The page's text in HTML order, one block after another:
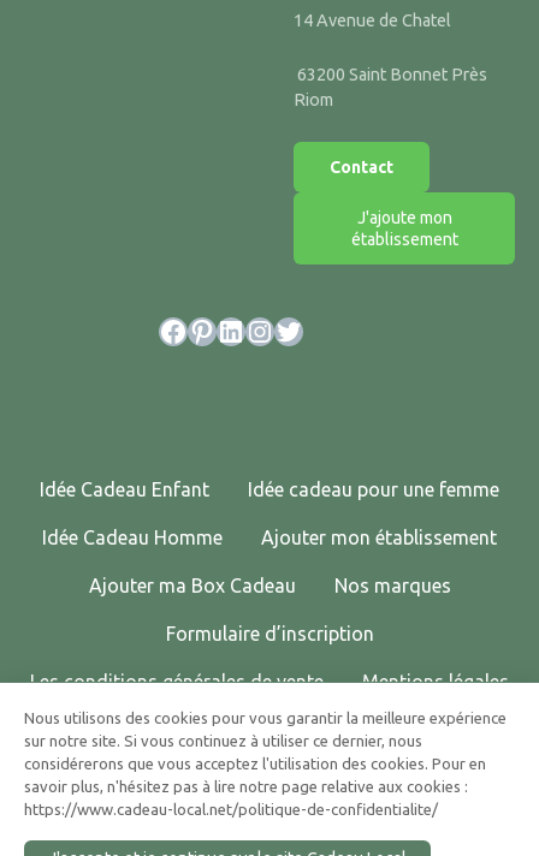
14 Avenue de Chatel
63200 Saint Bonnet Près
Riom
Contact
J'ajoute mon
établissement
Facebook Pinterest LinkedIn InstagramTwitter
Idée Cadeau Enfant Idée cadeau pour une femme
Idée Cadeau Homme Ajouter mon établissement
Ajouter ma Box Cadeau Nos marques
Formulaire d’inscription
Les conditions générales de vente Mentions légales
Politique de confidentialité Contactez-nous !
© 2025 CADEAU LOCAL TOUS DROITS RÉSERVÉS.
Nous utilisons des cookies pour vous garantir la meilleure expérience
sur notre site. Si vous continuez à utiliser ce dernier, nous
considérerons que vous acceptez l'utilisation des cookies. Pour en
savoir plus, n'hésitez pas à lire notre page relative aux cookies :
https://www.cadeau-local.net/politique-de-confidentialite/